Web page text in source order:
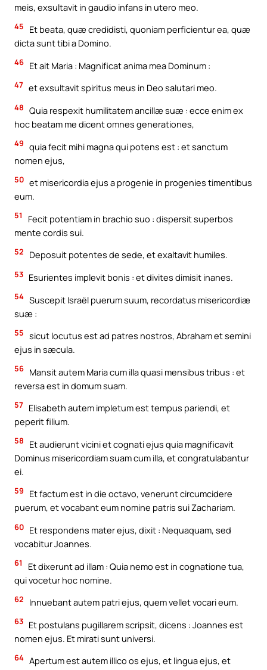
meis, exsultavit in gaudio infans in utero meo.
45
Et beata, quæ credidisti, quoniam perficientur ea, quæ
dicta sunt tibi a Domino.
46 Et ait Maria : Magnificat anima mea Dominum :
47 et exsultavit spiritus meus in Deo salutari meo.
48 Quia respexit humilitatem ancillæ suæ : ecce enim ex
hoc beatam me dicent omnes generationes,
49 quia fecit mihi magna qui potens est : et sanctum
nomen ejus,
50 et misericordia ejus a progenie in progenies timentibus
eum.
51
Fecit potentiam in brachio suo : dispersit superbos
mente cordis sui.
52 Deposuit potentes de sede, et exaltavit humiles.
53 Esurientes implevit bonis : et divites dimisit inanes.
54 Suscepit Israël puerum suum, recordatus misericordiæ
suæ :
55 sicut locutus est ad patres nostros, Abraham et semini
ejus in sæcula.
56 Mansit autem Maria cum illa quasi mensibus tribus : et
reversa est in domum suam.
57 Elisabeth autem impletum est tempus pariendi, et
peperit filium.
58
Et audierunt vicini et cognati ejus quia magnificavit
Dominus misericordiam suam cum illa, et congratulabantur
ei.
59
Et factum est in die octavo, venerunt circumcidere
puerum, et vocabant eum nomine patris sui Zachariam.
60 Et respondens mater ejus, dixit : Nequaquam, sed
vocabitur Joannes.
61
Et dixerunt ad illam : Quia nemo est in cognatione tua,
qui vocetur hoc nomine.
62 Innuebant autem patri ejus, quem vellet vocari eum.
63 Et postulans pugillarem scripsit, dicens : Joannes est
nomen ejus. Et mirati sunt universi.
64 Apertum est autem illico os ejus, et lingua ejus, et